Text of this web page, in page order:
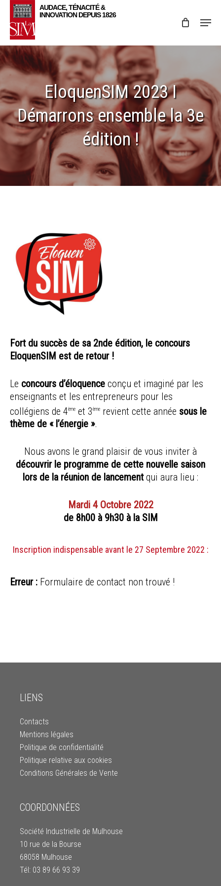
Skip
main
content
Menu
EloquenSIM 2023 I
Démarrons ensemble la 3e
édition !
Fort du succès de sa 2nde édition, le concours
EloquenSIM est de retour !
Le concours d’éloquence conçu et imaginé par les
enseignants et les entrepreneurs pour les
collégiens de 4ème et 3ème revient cette année sous le
thème de « l’énergie ».
Nous avons le grand plaisir de vous inviter à
découvrir le programme de cette nouvelle saison
lors de la réunion de lancementqui aura lieu :
Mardi 4 Octobre 2022
de 8h00 à 9h30 à la SIM
Inscription indispensable avant le 27 Septembre 2022 :
Erreur : Formulaire de contact non trouvé !
LIENS
Contacts
Mentions légales
Politique de confidentialité
Politique relative aux cookies
Conditions Générales de Vente
COORDONNÉES
Société Industrielle de Mulhouse
10 rue de la Bourse
68058 Mulhouse
Tél: 03 89 66 93 39